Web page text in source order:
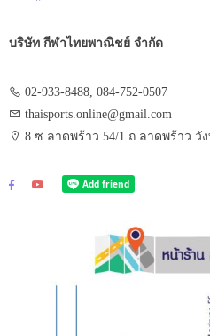
บริษัท กีฬาไทยพาณิชย์ จำกัด
02-933-8488, 084-752-0507
thaisports.online@gmail.com
8 ซ.ลาดพร้าว 54/1 ถ.ลาดพร้าว วั